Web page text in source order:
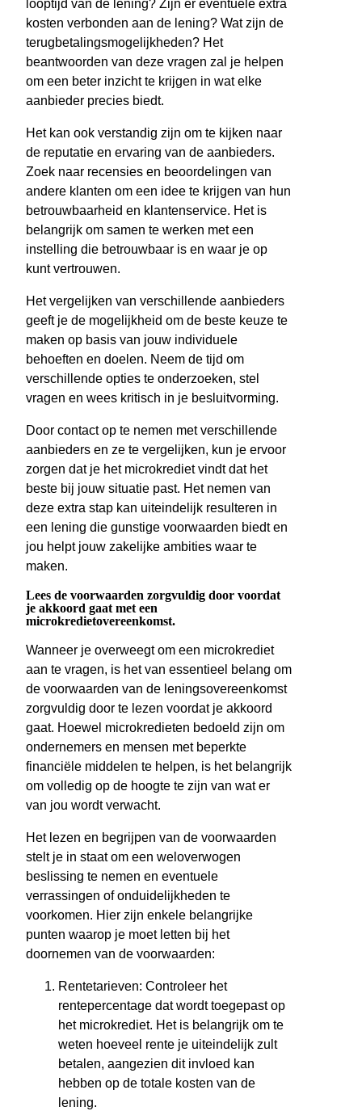
looptijd van de lening? Zijn er eventuele extra
kosten verbonden aan de lening? Wat zijn de
terugbetalingsmogelijkheden? Het
beantwoorden van deze vragen zal je helpen
om een beter inzicht te krijgen in wat elke
aanbieder precies biedt.
Het kan ook verstandig zijn om te kijken naar
de reputatie en ervaring van de aanbieders.
Zoek naar recensies en beoordelingen van
andere klanten om een idee te krijgen van hun
betrouwbaarheid en klantenservice. Het is
belangrijk om samen te werken met een
instelling die betrouwbaar is en waar je op
kunt vertrouwen.
Het vergelijken van verschillende aanbieders
geeft je de mogelijkheid om de beste keuze te
maken op basis van jouw individuele
behoeften en doelen. Neem de tijd om
verschillende opties te onderzoeken, stel
vragen en wees kritisch in je besluitvorming.
Door contact op te nemen met verschillende
aanbieders en ze te vergelijken, kun je ervoor
zorgen dat je het microkrediet vindt dat het
beste bij jouw situatie past. Het nemen van
deze extra stap kan uiteindelijk resulteren in
een lening die gunstige voorwaarden biedt en
jou helpt jouw zakelijke ambities waar te
maken.
Lees de voorwaarden zorgvuldig door voordat
je akkoord gaat met een
microkredietovereenkomst.
Wanneer je overweegt om een microkrediet
aan te vragen, is het van essentieel belang om
de voorwaarden van de leningsovereenkomst
zorgvuldig door te lezen voordat je akkoord
gaat. Hoewel microkredieten bedoeld zijn om
ondernemers en mensen met beperkte
financiële middelen te helpen, is het belangrijk
om volledig op de hoogte te zijn van wat er
van jou wordt verwacht.
Het lezen en begrijpen van de voorwaarden
stelt je in staat om een weloverwogen
beslissing te nemen en eventuele
verrassingen of onduidelijkheden te
voorkomen. Hier zijn enkele belangrijke
punten waarop je moet letten bij het
doornemen van de voorwaarden:
Rentetarieven: Controleer het
rentepercentage dat wordt toegepast op
het microkrediet. Het is belangrijk om te
weten hoeveel rente je uiteindelijk zult
betalen, aangezien dit invloed kan
hebben op de totale kosten van de
lening.